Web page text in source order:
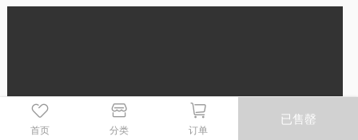
首页 分类 订单
已售罄